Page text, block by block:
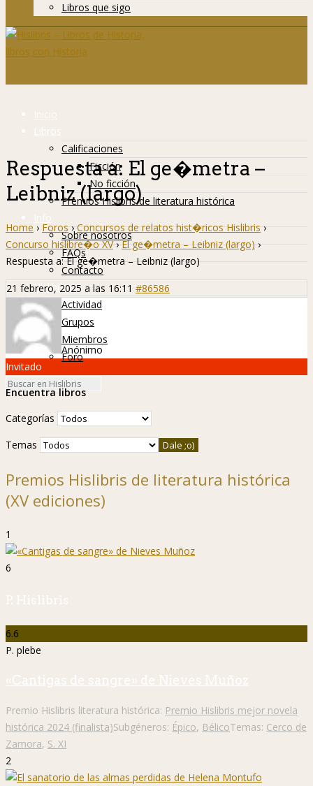
Libros que sigo
Inicio
Libros
Calificaciones
Ficción
No ficción
Premios Hislibris de literatura histórica
Info
Sobre nosotros
FAQs
Contacto
Hislibreños
Actividad
Grupos
Miembros
Foro
Respuesta a: El ge�metra –
Leibniz (largo)
Home › Foros › Concursos de relatos hist�ricos Hislibris ›
Concurso hislibre�o XV › El ge�metra – Leibniz (largo) ›
Respuesta a: El ge�metra – Leibniz (largo)
21 febrero, 2025 a las 16:11 #86586
Anónimo
Invitado
Encuentra libros
Categorías
Temas
Premios Hislibris de literatura histórica
(XV ediciones)
1
6
P. Hislibris
6.6
P. plebe
«Cantigas de sangre» de Nieves Muñoz
Premio Hislibris literatura histórica: Premio Hislibris mejor novela
histórica 2024 (finalista)Subgéneros: Épico, BélicoTemas: Cerco de
Zamora, S. XI
2